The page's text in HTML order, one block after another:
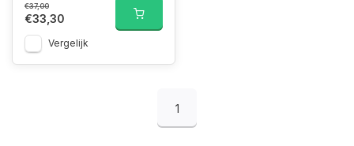
€37,00
€33,30
Vergelijk
1